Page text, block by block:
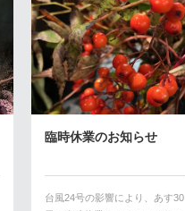
臨時休業のお知らせ
台風24号の影響により、あす30